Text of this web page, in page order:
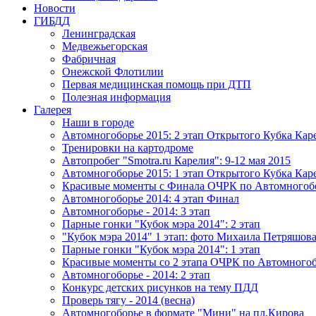
Новости
ГИБДД
Ленинградская
Медвежьегорская
Фабричная
Онежской Флотилии
Первая медицинская помощь при ДТП
Полезная информация
Галерея
Наши в городе
Автомногоборье 2015: 2 этап Открытого Кубка
Тренировки на картодроме
Автопробег "Smotra.ru Карелия": 9-12 мая 2015
Автомногоборье 2015: 1 этап Открытого Кубка
Красивые моменты с Финала ОЧРК по
Автомногоборье 2014: 4 этап Финал
Автомногоборье - 2014: 3 этап
Парные гонки "Кубок мэра 2014": 2 этап
"Кубок мэра 2014" 1 этап: фото Михаила Петряшова
Парные гонки "Кубок мэра 2014": 1 этап
Красивые моменты со 2 этапа ОЧРК по
Автомногоборье - 2014: 2 этап
Конкурс детских рисунков на тему ПДД
Проверь тягу - 2014 (весна)
Автомногоборье в формате "Мини" на пл.Кирова